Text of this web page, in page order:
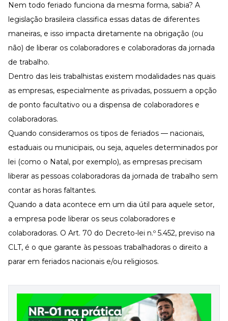
Kits
Materiais centralizados
Lives
Nem todo feriado funciona da mesma forma, sabia? A
legislação brasileira classifica essas datas de diferentes
maneiras, e isso impacta diretamente na obrigação (ou
não) de liberar os colaboradores e colaboradoras da jornada
de trabalho.
Dentro das leis trabalhistas existem modalidades nas quais
as empresas, especialmente as privadas, possuem a opção
de ponto facultativo ou a dispensa de colaboradores e
colaboradoras.
Quando consideramos os tipos de feriados — nacionais,
estaduais ou municipais, ou seja, aqueles determinados por
lei (como o Natal, por exemplo), as empresas precisam
liberar as pessoas colaboradoras da jornada de trabalho sem
contar as horas faltantes.
Quando a data acontece em um dia útil para aquele setor,
a empresa pode liberar os seus colaboradores e
colaboradoras. O Art. 70 do Decreto-lei n.º 5.452, previso na
CLT, é o que garante às pessoas trabalhadoras o direito a
parar em feriados nacionais e/ou religiosos.